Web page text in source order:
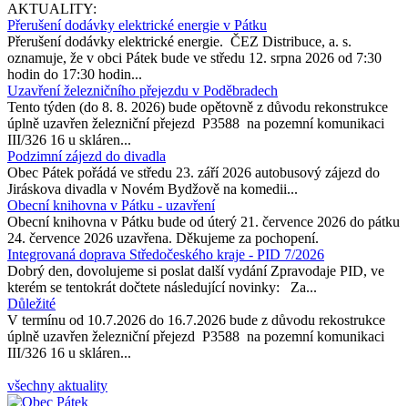
AKTUALITY:
Přerušení dodávky elektrické energie v Pátku
Přerušení dodávky elektrické energie. ČEZ Distribuce, a. s.
oznamuje, že v obci Pátek bude ve středu 12. srpna 2026 od 7:30
hodin do 17:30 hodin...
Uzavření železničního přejezdu v Poděbradech
Tento týden (do 8. 8. 2026) bude opětovně z důvodu rekonstrukce
úplně uzavřen železniční přejezd P3588 na pozemní komunikaci
III/326 16 u skláren...
Podzimní zájezd do divadla
Obec Pátek pořádá ve středu 23. září 2026 autobusový zájezd do
Jiráskova divadla v Novém Bydžově na komedii...
Obecní knihovna v Pátku - uzavření
Obecní knihovna v Pátku bude od úterý 21. července 2026 do pátku
24. července 2026 uzavřena. Děkujeme za pochopení.
Integrovaná doprava Středočeského kraje - PID 7/2026
Dobrý den, dovolujeme si poslat další vydání Zpravodaje PID, ve
kterém se tentokrát dočtete následující novinky: Za...
Důležité
V termínu od 10.7.2026 do 16.7.2026 bude z důvodu rekostrukce
úplně uzavřen železniční přejezd P3588 na pozemní komunikaci
III/326 16 u skláren...
všechny aktuality